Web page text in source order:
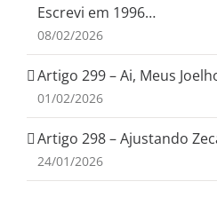
Escrevi em 1996…
08/02/2026
Artigo 299 – Ai, Meus
01/02/2026
Artigo 298 – Ajustando
24/01/2026